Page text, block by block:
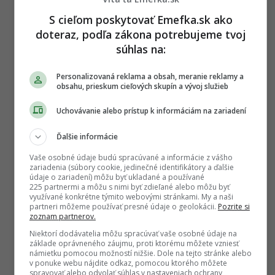
Alebo
Súhlasím sPodmienkami ochrany súkromia,
Podmienkami používania,Všeobecnými obchodnými
ĎALEJ
TAGY:
MAMA OŽEŇ MA , REALITY ŠOU,
ZA OPONOU VIRALITY
S cieľom poskytovať Emefka.sk ako
doteraz, podľa zákona potrebujeme tvoj
súhlas na:
Personalizovaná reklama a obsah, meranie reklamy a
obsahu, prieskum cieľových skupín a vývoj služieb
Uchovávanie alebo prístup k informáciám na zariadení
Ďalšie informácie
Vaše osobné údaje budú spracúvané a informácie z vášho
zariadenia (súbory cookie, jedinečné identifikátory a ďalšie
údaje o zariadení) môžu byť ukladané a používané
225 partnermi a môžu s nimi byť zdieľané alebo môžu byť
využívané konkrétne týmito webovými stránkami. My a naši
partneri môžeme používať presné údaje o geolokácii. Pozrite si
zoznam partnerov.
Niektorí dodávatelia môžu spracúvať vaše osobné údaje na
základe oprávneného záujmu, proti ktorému môžete vzniesť
námietku pomocou možností nižšie. Dole na tejto stránke alebo
v ponuke webu nájdite odkaz, pomocou ktorého môžete
spravovať alebo odvolať súhlas v nastaveniach ochrany